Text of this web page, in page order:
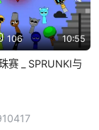
106 10:55
赛 _ SPRUNKI与